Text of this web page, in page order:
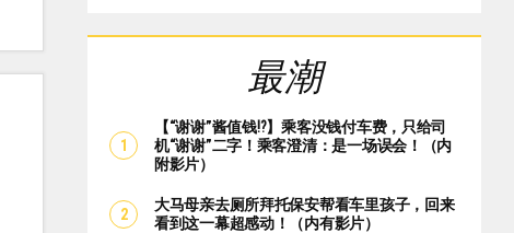
最潮
【“谢谢”酱值钱⁉️】乘客没钱付车费，只给司
机“谢谢”二字！乘客澄清：是一场误会！（内
附影片）
大马母亲去厕所拜托保安帮看车里孩子，回来
看到这一幕超感动！（内有影片）